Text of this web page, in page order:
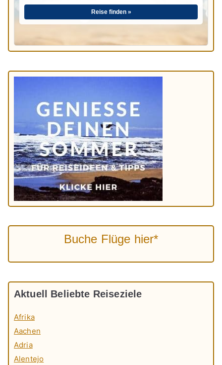
Reise finden »
Buche Flüge hier*
Aktuell Beliebte Reiseziele
Afrika
Aachen
Adria
Alentejo